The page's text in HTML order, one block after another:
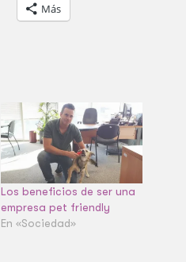
Más
Los beneficios de ser una
empresa pet friendly
En «Sociedad»